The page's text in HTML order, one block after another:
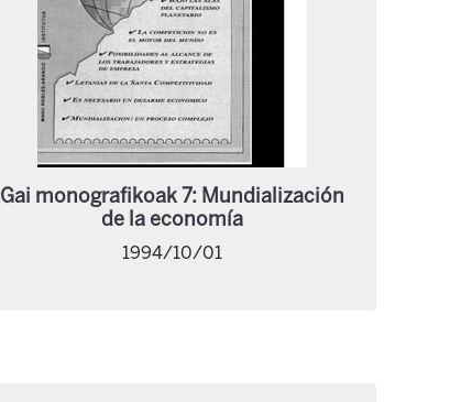
Gai monografikoak 7: Mundialización
de la economía
1994/10/01